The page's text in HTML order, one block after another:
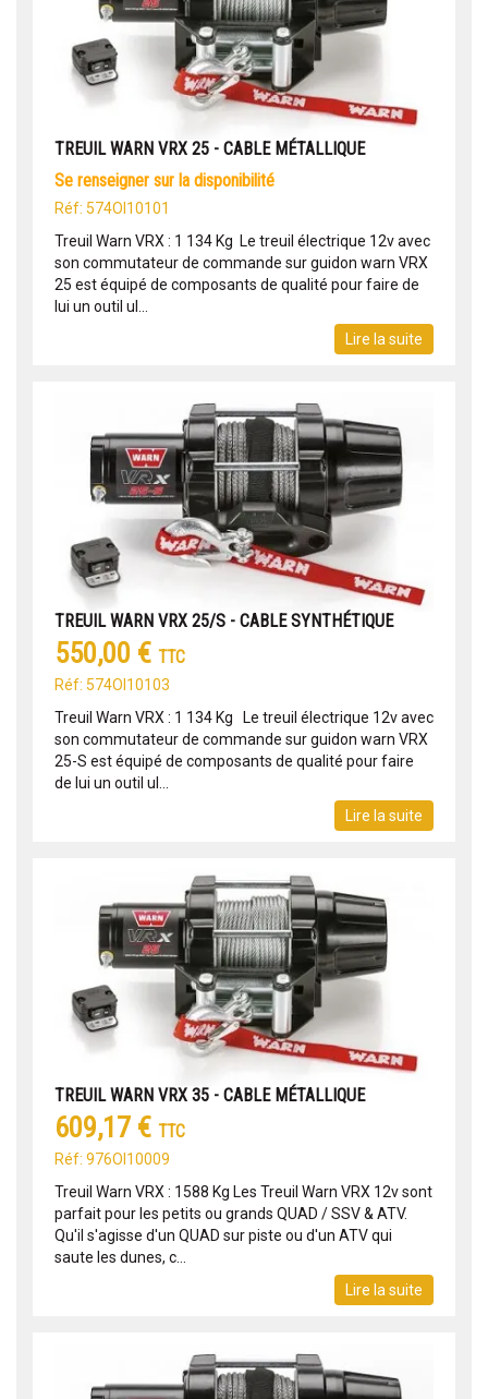
TREUIL WARN VRX 25 - CABLE MÉTALLIQUE
se renseigner sur la disponibilité
Réf: 574OI10101
Treuil Warn VRX : 1 134 Kg Le treuil électrique 12v avec
son commutateur de commande sur guidon warn VRX
25 est équipé de composants de qualité pour faire de
lui un outil ul...
Lire la suite
TREUIL WARN VRX 25/S - CABLE SYNTHÉTIQUE
550,00 € TTC
Réf: 574OI10103
Treuil Warn VRX : 1 134 Kg Le treuil électrique 12v avec
son commutateur de commande sur guidon warn VRX
25-S est équipé de composants de qualité pour faire
de lui un outil ul...
Lire la suite
TREUIL WARN VRX 35 - CABLE MÉTALLIQUE
609,17 € TTC
Réf: 976OI10009
Treuil Warn VRX : 1588 Kg Les Treuil Warn VRX 12v sont
parfait pour les petits ou grands QUAD / SSV & ATV.
Qu'il s'agisse d'un QUAD sur piste ou d'un ATV qui
saute les dunes, c...
Lire la suite